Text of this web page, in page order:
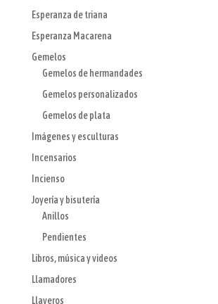
Esperanza de triana
Esperanza Macarena
Gemelos
Gemelos de hermandades
Gemelos personalizados
Gemelos de plata
Imágenes y esculturas
Incensarios
Incienso
Joyería y bisutería
Anillos
Pendientes
Libros, música y videos
Llamadores
Llaveros